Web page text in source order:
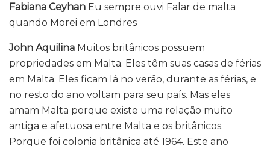
Fabiana Ceyhan Eu sempre ouvi Falar de malta
quando Morei em Londres
John Aquilina Muitos britânicos possuem
propriedades em Malta. Eles têm suas casas de férias
em Malta. Eles ficam lá no verão, durante as férias, e
no resto do ano voltam para seu país. Mas eles
amam Malta porque existe uma relação muito
antiga e afetuosa entre Malta e os britânicos.
Porque foi colonia britânica até 1964. Este ano